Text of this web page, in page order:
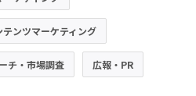
テンツマーケティング
チ・市場調査 広報・PR